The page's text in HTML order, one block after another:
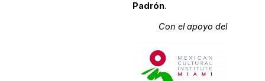
Padrón.
Con el apoyo del